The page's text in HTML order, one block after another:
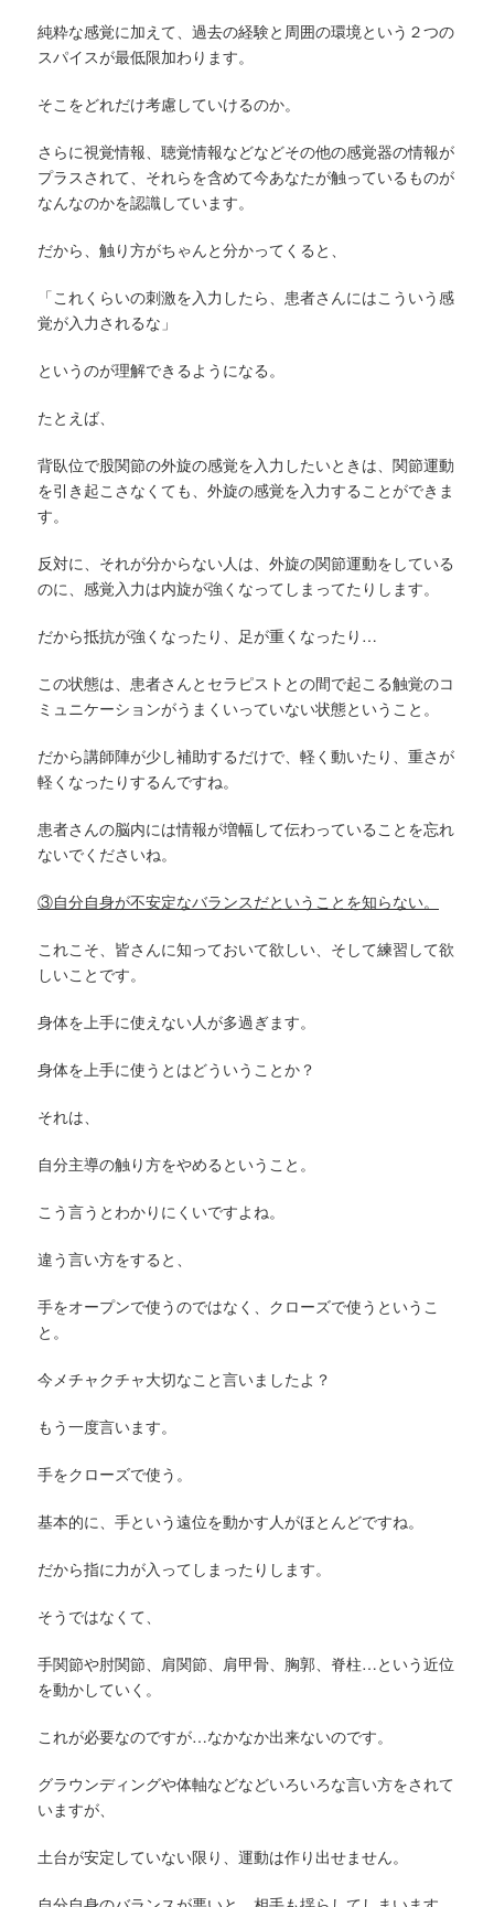
純粋な感覚に加えて、過去の経験と周囲の環境という２つの
スパイスが最低限加わります。
そこをどれだけ考慮していけるのか。
さらに視覚情報、聴覚情報などなどその他の感覚器の情報が
プラスされて、それらを含めて今あなたが触っているものが
なんなのかを認識しています。
だから、触り方がちゃんと分かってくると、
「これくらいの刺激を入力したら、患者さんにはこういう感
覚が入力されるな」
というのが理解できるようになる。
たとえば、
背臥位で股関節の外旋の感覚を入力したいときは、関節運動
を引き起こさなくても、外旋の感覚を入力することができま
す。
反対に、それが分からない人は、外旋の関節運動をしている
のに、感覚入力は内旋が強くなってしまってたりします。
だから抵抗が強くなったり、足が重くなったり…
この状態は、患者さんとセラピストとの間で起こる触覚のコ
ミュニケーションがうまくいっていない状態ということ。
だから講師陣が少し補助するだけで、軽く動いたり、重さが
軽くなったりするんですね。
患者さんの脳内には情報が増幅して伝わっていることを忘れ
ないでくださいね。
③自分自身が不安定なバランスだということを知らない。
これこそ、皆さんに知っておいて欲しい、そして練習して欲
しいことです。
身体を上手に使えない人が多過ぎます。
身体を上手に使うとはどういうことか？
それは、
自分主導の触り方をやめるということ。
こう言うとわかりにくいですよね。
違う言い方をすると、
手をオープンで使うのではなく、クローズで使うというこ
と。
今メチャクチャ大切なこと言いましたよ？
もう一度言います。
手をクローズで使う。
基本的に、手という遠位を動かす人がほとんどですね。
だから指に力が入ってしまったりします。
そうではなくて、
手関節や肘関節、肩関節、肩甲骨、胸郭、脊柱…という近位
を動かしていく。
これが必要なのですが…なかなか出来ないのです。
グラウンディングや体軸などなどいろいろな言い方をされて
いますが、
土台が安定していない限り、運動は作り出せません。